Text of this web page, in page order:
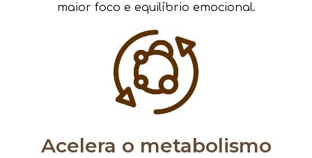
maior foco e equilíbrio emocional.
Acelera o metabolismo